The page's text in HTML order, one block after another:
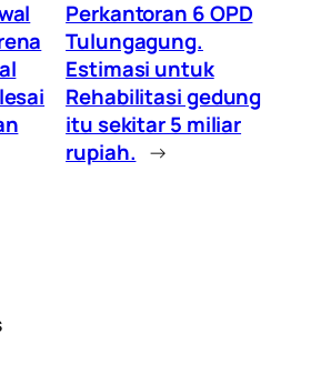
Perkantoran 6 OPD
Tulungagung.
Estimasi untuk
Rehabilitasi gedung
itu sekitar 5 miliar
rupiah. →